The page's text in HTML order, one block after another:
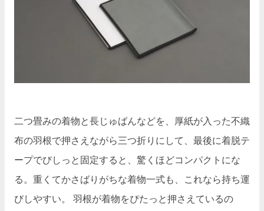
二つ畳みの着物と長じゅばんなどを、厚紙が入った不織
布の羽根で押さえながら三つ折りにして、最後に着脱テ
ープでびしっと固定すると、驚くほどコンパクトにな
る。重くてかさばりがちな着物一式も、これなら持ち運
びしやすい。 羽根が着物をぴたっと押さえているの